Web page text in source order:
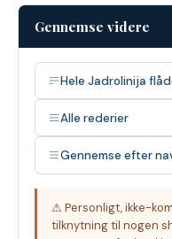
Gennemse videre
Hele Jadrolinija
Alle rederier
Gennemse efter
⚠ Personligt, ikke-
tilknytning til nogen